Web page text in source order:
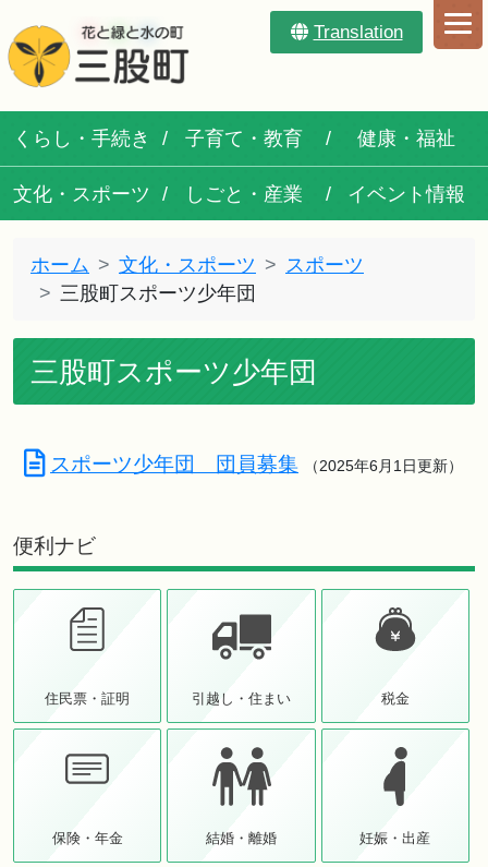
Translation
くらし・手続き 子育て・教育 健康・福祉
文化・スポーツ しごと・産業 イベント情報
ホーム 文化・スポーツ
スポーツ
三股町スポーツ少年団
三股町スポーツ少年団
スポーツ少年団 団員募集 （2025年6月1日更新）
便利ナビ
住民票・証明 引越し・住まい 税金
保険・年金 結婚・離婚 妊娠・出産